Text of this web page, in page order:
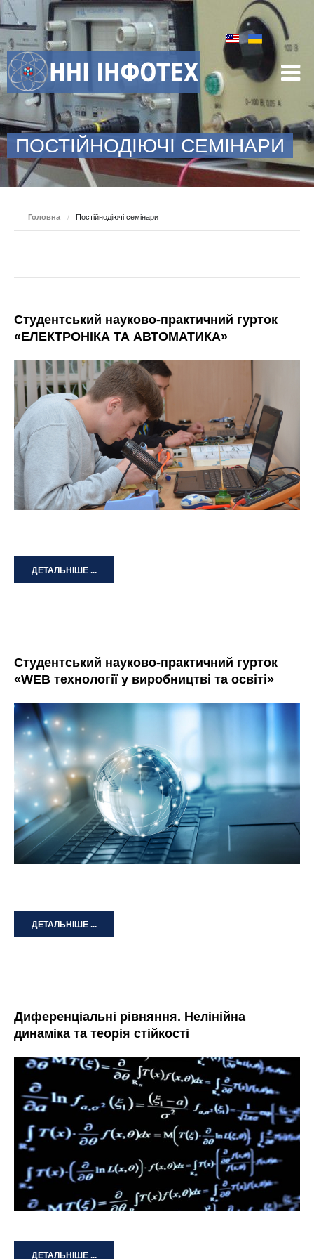
ПОСТІЙНОДІЮЧІ СЕМІНАРИ
Головна / Постійнодіючі семінари
Студентський науково-практичний гурток
«ЕЛЕКТРОНІКА ТА АВТОМАТИКА»
ДЕТАЛЬНІШЕ ...
Студентський науково-практичний гурток
«WEB технології у виробництві та освіті»
ДЕТАЛЬНІШЕ ...
Диференціальні рівняння. Нелінійна
динаміка та теорія стійкості
ДЕТАЛЬНІШЕ ...